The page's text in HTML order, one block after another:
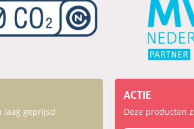
laag geprijsd
ACTIE
Deze producten